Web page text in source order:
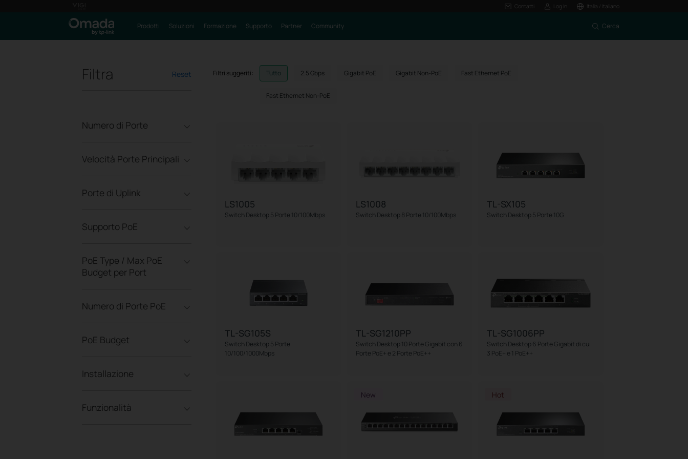
Contatti Log In Italia / Italiano
Prodotti Soluzioni Formazione Supporto Partner Community Cerca
Reset
Filtra
Numero di Porte
Velocità Porte Principali
Porte di Uplink
Supporto PoE
PoE Type / Max PoE
Budget per Port
Numero di Porte PoE
PoE Budget
Installazione
Funzionalità
Filtri suggeriti: Tutto 2.5 Gbps Gigabit PoE Gigabit Non-PoE Fast Ethernet PoE
Fast Ethernet Non-PoE
LS1005
Switch Desktop 5 Porte 10/100Mbps
LS1008
Switch Desktop 8 Porte 10/100Mbps
TL-SX105
Switch Desktop 5 Porte 10G
TL-SG105S
Switch Desktop 5 Porte
10/100/1000Mbps
TL-SG1210PP
Switch Desktop 10 Porte Gigabit con 6
Porte PoE+ e 2 Porte PoE++
TL-SG1006PP
Switch Desktop 6 Porte Gigabit di cui
3 PoE+ e 1 PoE++
New Hot